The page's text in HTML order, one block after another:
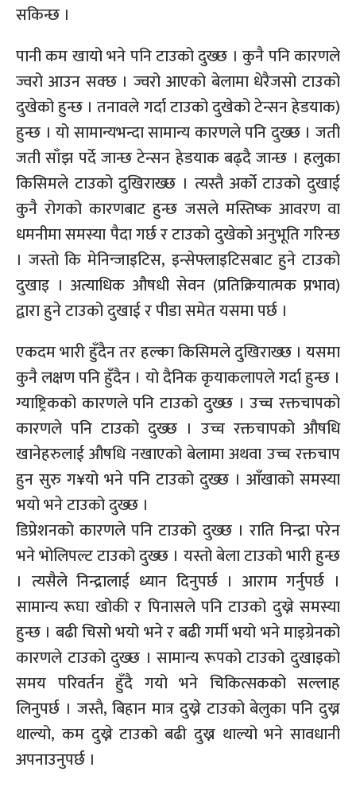
सकिन्छ ।
पानी कम खायो भने पनि टाउको दुख्छ । कुनै पनि कारणले
ज्वरो आउन सक्छ । ज्वरो आएको बेलामा धेरैजसो टाउको
दुखेको हुन्छ । तनावले गर्दा टाउको दुखेको टेन्सन हेडयाक)
हुन्छ । यो सामान्यभन्दा सामान्य कारणले पनि दुख्छ । जती
जती साँझ पर्दे जान्छ टेन्सन हेडयाक बढ्दै जान्छ । हलुका
किसिमले टाउको दुखिराख्छ । त्यस्तै अर्को टाउको दुखाई
कुनै रोगको कारणबाट हुन्छ जसले मस्तिष्क आवरण वा
धमनीमा समस्या पैदा गर्छ र टाउको दुखेको अनुभूति गरिन्छ
। जस्तो कि मेनिन्जाइटिस, इन्सेफ्लाइटिसबाट हुने टाउको
दुखाइ । अत्याधिक औषधी सेवन (प्रतिक्रियात्मक प्रभाव)
द्वारा हुने टाउको दुखाई र पीडा समेत यसमा पर्छ ।
एकदम भारी हुँदैन तर हल्का किसिमले दुखिराख्छ । यसमा
कुनै लक्षण पनि हुँदैन । यो दैनिक कृयाकलापले गर्दा हुन्छ ।
ग्याष्ट्रिकको कारणले पनि टाउको दुख्छ । उच्च रक्तचापको
कारणले पनि टाउको दुख्छ । उच्च रक्तचापको औषधि
खानेहरुलाई औषधि नखाएको बेलामा अथवा उच्च रक्तचाप
हुन सुरु ग¥यो भने पनि टाउको दुख्छ । आँखाको समस्या
भयो भने टाउको दुख्छ ।
डिप्रेशनको कारणले पनि टाउको दुख्छ । राति निन्द्रा परेन
भने भोलिपल्ट टाउको दुख्छ । यस्तो बेला टाउको भारी हुन्छ
। त्यसैले निन्द्रालाई ध्यान दिनुपर्छ । आराम गर्नुपर्छ ।
सामान्य रूघा खोकी र पिनासले पनि टाउको दुख्ने समस्या
हुन्छ । बढी चिसो भयो भने र बढी गर्मी भयो भने माइग्रेनको
कारणले टाउको दुख्छ । सामान्य रूपको टाउको दुखाइको
समय परिवर्तन हुँदै गयो भने चिकित्सकको सल्लाह
लिनुपर्छ । जस्तै, बिहान मात्र दुख्ने टाउको बेलुका पनि दुख्न
थाल्यो, कम दुख्ने टाउको बढी दुख्न थाल्यो भने सावधानी
अपनाउनुपर्छ ।